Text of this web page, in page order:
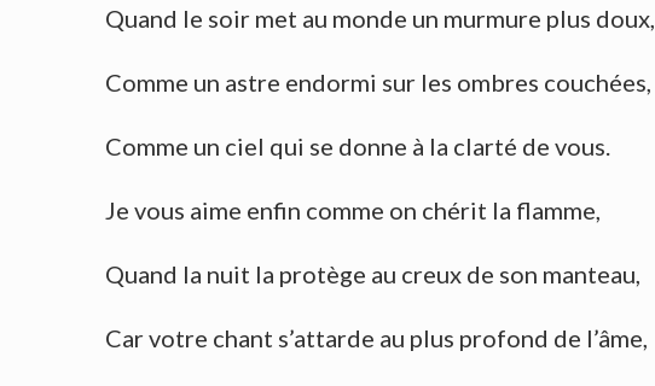
Quand le soir met au monde un murmure plus doux,
Comme un astre endormi sur les ombres couchées,
Comme un ciel qui se donne à la clarté de vous.
Je vous aime enfin comme on chérit la flamme,
Quand la nuit la protège au creux de son manteau,
Car votre chant s’attarde au plus profond de l’âme,